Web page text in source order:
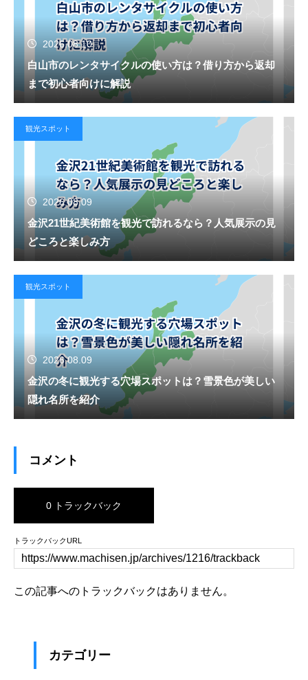
2026.08.10
白山市のレンタサイクルの使い方は？借り方から返却
まで初心者向けに解説
観光スポット
2026.08.09
金沢21世紀美術館を観光で訪れるなら？人気展示の見
どころと楽しみ方
観光スポット
2026.08.09
金沢の冬に観光する穴場スポットは？雪景色が美しい
隠れ名所を紹介
コメント
0 トラックバック
トラックバックURL
この記事へのトラックバックはありません。
カテゴリー